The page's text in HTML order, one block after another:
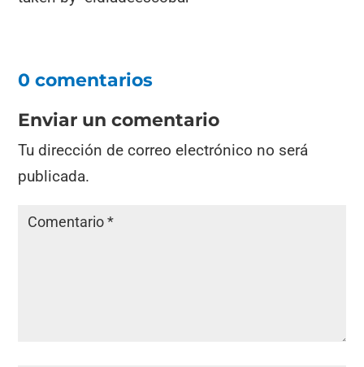
0 comentarios
Enviar un comentario
Tu dirección de correo electrónico no será
publicada.